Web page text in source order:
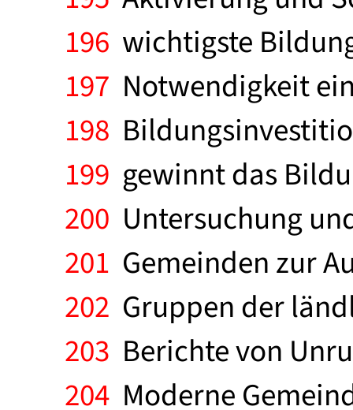
196 wichtigste
197 Notwendigkeit
198
199 gewinnt das
200 Untersuchung
201 Gemeinden zur
202 Gruppen der
203 Berichte von
204 Moderne